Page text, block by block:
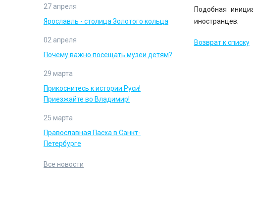
27 апреля
Ярославль - столица Золотого кольца
02 апреля
Почему важно посещать музеи детям?
29 марта
Прикоснитесь к истории Руси!
Приезжайте во Владимир!
25 марта
Православная Пасха в Санкт-
Петербурге
Все новости
Подобная
иностранцев.
Возврат к списку